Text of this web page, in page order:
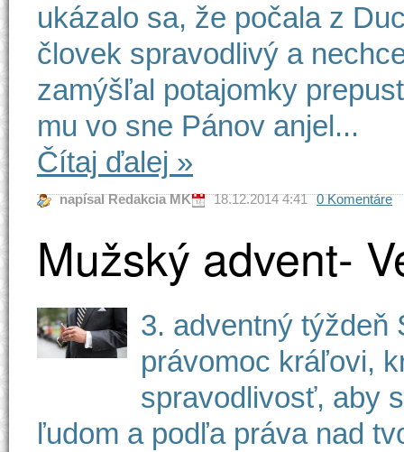
ukázalo sa, že počala z
človek spravodlivý a
zamýšľal potajomky
mu vo sne Pánov anjel...
Čítaj ďalej »
napísal Redakcia MK 18.12.2014 4:41 0 Komentáre
Mužský advent-
3. adventný týždeň
právomoc kráľovi,
spravodlivosť, aby
ľudom a podľa práva nad